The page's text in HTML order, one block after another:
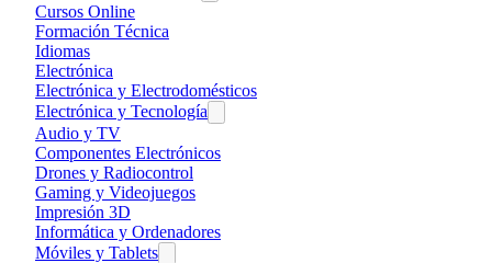
Cursos Online
Formación Técnica
Idiomas
Electrónica
Electrónica y Electrodomésticos
Electrónica y Tecnología
Audio y TV
Componentes Electrónicos
Drones y Radiocontrol
Gaming y Videojuegos
Impresión 3D
Informática y Ordenadores
Móviles y Tablets